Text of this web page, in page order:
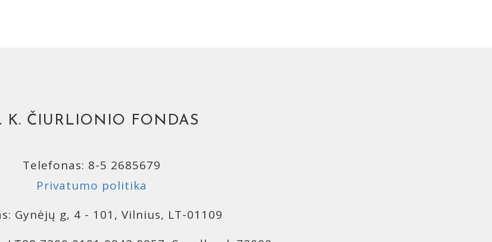
K. ČIURLIONIO FONDAS
Telefonas: 8-5 2685679
Privatumo politika
Gynėjų g, 4 - 101, Vilnius, LT-01109